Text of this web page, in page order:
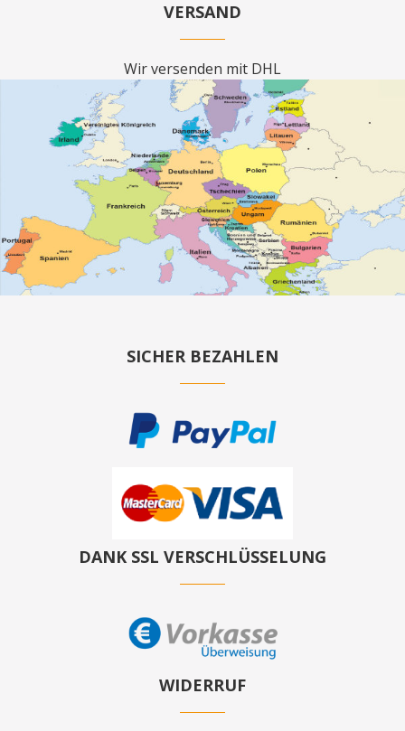
VERSAND
Wir versenden mit DHL
SICHER BEZAHLEN
DANK SSL VERSCHLÜSSELUNG
WIDERRUF